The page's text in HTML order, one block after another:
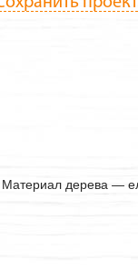
дерева —